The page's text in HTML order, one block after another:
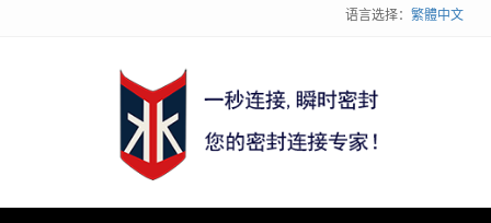
语言选择： 繁體中文